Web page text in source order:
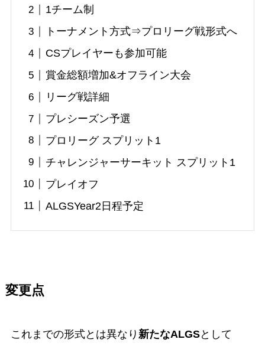
1チーム制
トーナメント方式⇒プロリーグ戦形式へ
CSプレイヤーも参加可能
賞金総額増加&オフライン大会
リーグ戦詳細
プレシーズン予選
プロリーグ スプリット1
チャレンジャーサーキット スプリット1
プレイオフ
ALGSYear2日程予定
変更点
これまでの形式とは異なり 新たなALGSとして